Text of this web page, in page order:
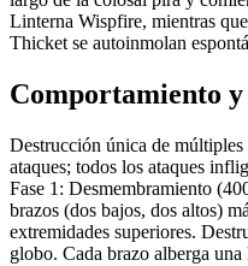
Linterna Wispfire, mientras
Thicket se autoinmolan
Comportamiento
Destrucción única de múltiples
ataques; todos los ataques
Fase 1: Desmembramiento
brazos (dos bajos, dos altos)
extremidades superiores.
globo. Cada brazo alberga